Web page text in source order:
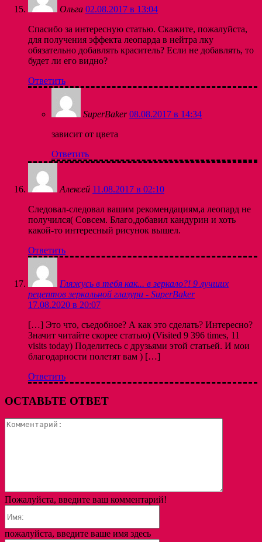
Ольга 02.08.2017 в 13:04
Спасибо за интересную статью. Скажите, пожалуйста,
для получения эффекта леопарда в нейтра лку
обязательно добавлять краситель? Если не добавлять, то
будет ли его видно?
Ответить
SuperBaker 08.08.2017 в 14:34
зависит от цвета
Ответить
Алексей 11.08.2017 в 02:10
Следовал-следовал вашим рекомендациям,а леопард не
получился( Совсем. Благо,добавил кандурин и хоть
какой-то интересный рисунок вышел.
Ответить
Гляжусь в тебя как... в зеркало?! 9 лучших
рецептов зеркальной глазури - SuperBaker
17.08.2020 в 20:07
[…] Это что, съедобное? А как это сделать? Интересно?
Значит читайте скорее статью) (Visited 9 396 times, 11
visits today) Поделитесь с друзьями этой статьей. И мои
благодарности полетят вам ) […]
Ответить
ОСТАВЬТЕ ОТВЕТ
Пожалуйста, введите ваш комментарий!
пожалуйста, введите ваше имя здесь